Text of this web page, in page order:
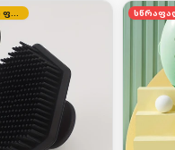
სპეციალური ფასი